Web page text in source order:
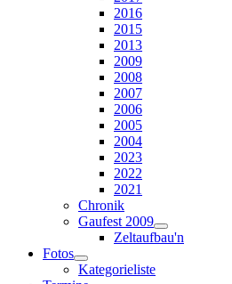
2016
2015
2013
2009
2008
2007
2006
2005
2004
2023
2022
2021
Chronik
Gaufest 2009
Zeltaufbau'n
Fotos
Kategorieliste